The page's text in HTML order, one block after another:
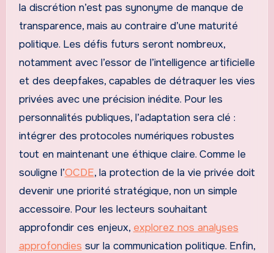
la discrétion n’est pas synonyme de manque de
transparence, mais au contraire d’une maturité
politique. Les défis futurs seront nombreux,
notamment avec l’essor de l’intelligence artificielle
et des deepfakes, capables de détraquer les vies
privées avec une précision inédite. Pour les
personnalités publiques, l’adaptation sera clé :
intégrer des protocoles numériques robustes
tout en maintenant une éthique claire. Comme le
souligne l’OCDE, la protection de la vie privée doit
devenir une priorité stratégique, non un simple
accessoire. Pour les lecteurs souhaitant
approfondir ces enjeux, explorez nos analyses
approfondies sur la communication politique. Enfin,